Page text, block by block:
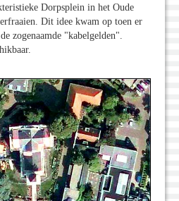
Dorpsplein in het Oude
Dit idee kwam op toen er
zogenaamde "kabelgelden".